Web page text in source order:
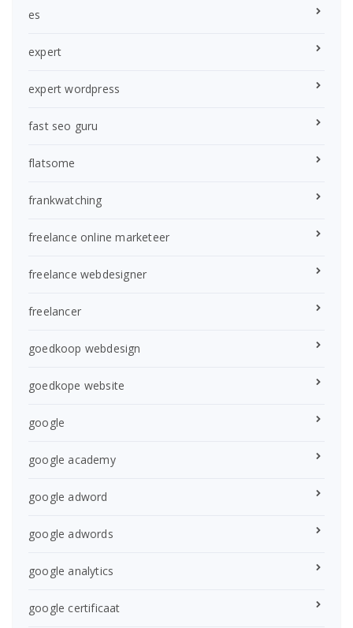
es
expert
expert wordpress
fast seo guru
flatsome
frankwatching
freelance online marketeer
freelance webdesigner
freelancer
goedkoop webdesign
goedkope website
google
google academy
google adword
google adwords
google analytics
google certificaat